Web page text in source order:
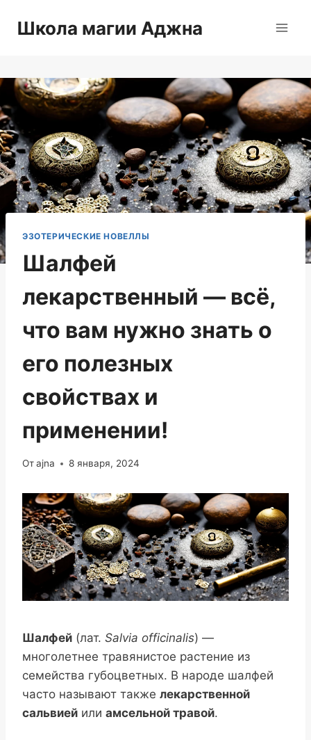
Школа магии Аджна
ЭЗОТЕРИЧЕСКИЕ НОВЕЛЛЫ
Шалфей
лекарственный — всё,
что вам нужно знать о
его полезных
свойствах и
применении!
Отajna 8 января, 2024
Шалфей (лат. Salvia officinalis) —
многолетнее травянистое растение из
семейства губоцветных. В народе шалфей
часто называют также лекарственной
сальвией или амсельной травой.